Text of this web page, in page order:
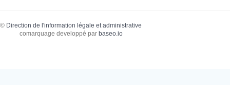
© Direction de l'information légale et administrative
comarquage developpé par baseo.io